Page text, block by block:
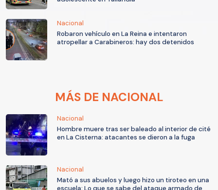
Nacional
Robaron vehículo en La Reina e intentaron
atropellar a Carabineros: hay dos detenidos
MÁS DE NACIONAL
Nacional
Hombre muere tras ser baleado al interior de cité
en La Cisterna: atacantes se dieron a la fuga
Nacional
Mató a sus abuelos y luego hizo un tiroteo en una
escuela: Lo que se sabe del ataque armado de